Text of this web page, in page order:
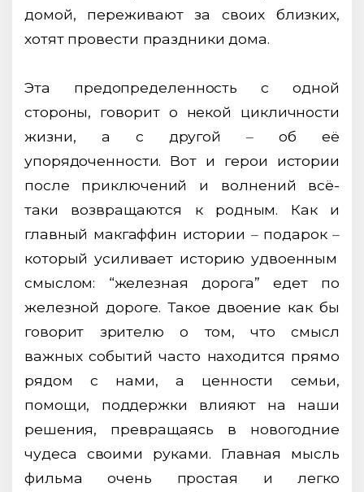
домой, переживают за своих близких,
хотят провести праздники дома.
Эта предопределенность с одной
стороны, говорит о некой цикличности
жизни, а с другой– об её
упорядоченности. Вот и герои истории
после приключений и волнений всё-
таки возвращаются к родным. Как и
главный макгаффин истории –подарок–
который усиливает историю удвоенным
смыслом: “железная дорога” едет по
железной дороге. Такое двоение как бы
говорит зрителю о том, что смысл
важных событий часто находится прямо
рядом с нами, а ценности семьи,
помощи, поддержки влияют на наши
решения, превращаясь в новогодние
чудеса своими руками. Главная мысль
фильма очень простая и легко